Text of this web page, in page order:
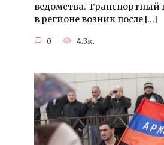
ведомства. Транспортный
в регионе возник после […]
0 4.3к.